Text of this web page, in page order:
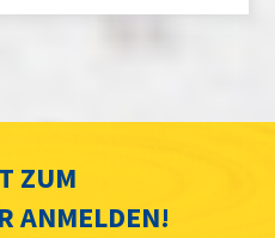
ZUM
ANMELDEN!